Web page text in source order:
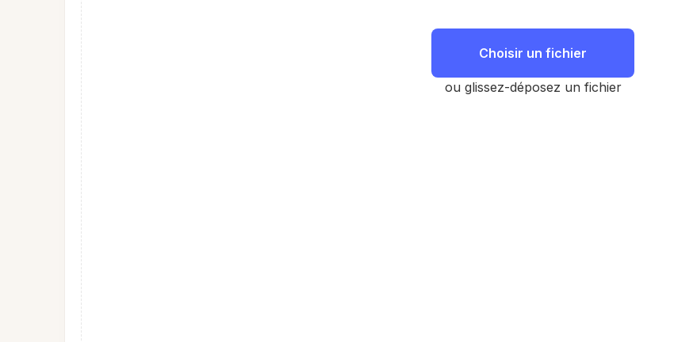
Choisir un fichier
ou glissez-déposez un fichier